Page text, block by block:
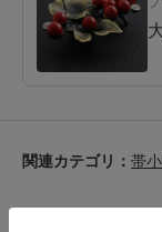
関連カテゴリ： 帯